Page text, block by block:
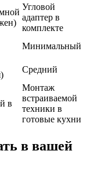
Угловой
адаптер в
комплекте
Минимальный
Средний
в
Монтаж
встраиваемой
техники в
готовые кухни
в вашей